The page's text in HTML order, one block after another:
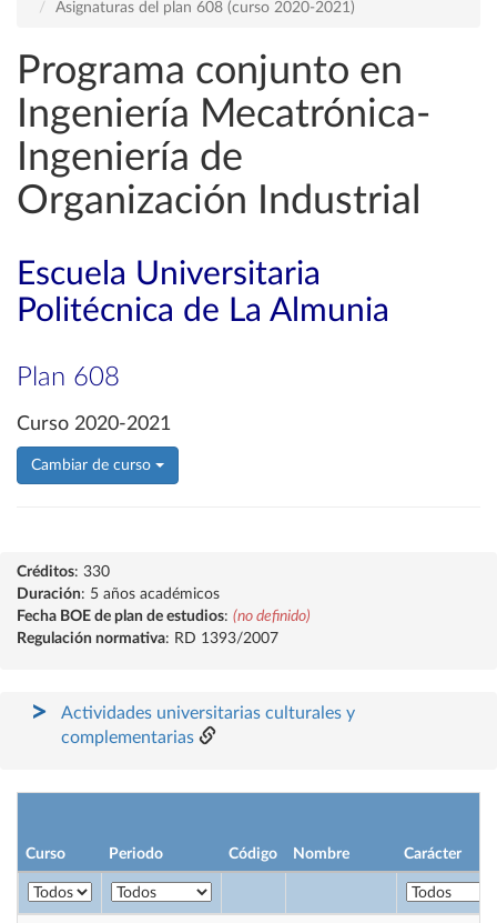
Asignaturas del plan 608 (curso 2020-2021)
Programa conjunto en
Ingeniería Mecatrónica-
Ingeniería de
Organización Industrial
Escuela Universitaria
Politécnica de La Almunia
Plan 608
Curso 2020-2021
Cambiar de curso
Créditos: 330
Duración: 5 años académicos
Fecha BOE de plan de estudios: (no definido)
Regulación normativa: RD 1393/2007
Actividades universitarias culturales y
complementarias
Curso Periodo Código Nombre Carácter